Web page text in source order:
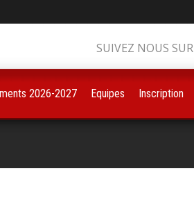
SUIVEZ NOUS SUR
2026-2027 Equipes Inscription